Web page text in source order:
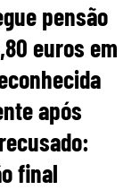
pensão
euros em
após
final